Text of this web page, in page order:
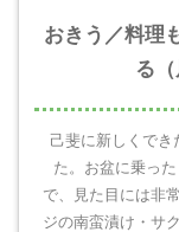
おきう／料理
る
己斐に新しくでき
た。お盆に乗っ
で、見た目には非
ジの南蛮漬け・サ